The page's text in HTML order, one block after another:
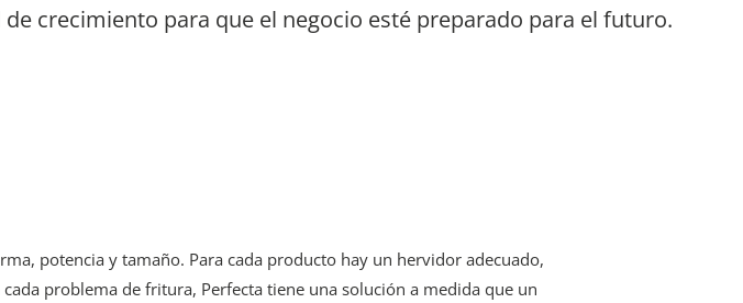
crecimiento para que el negocio esté preparado para el futuro.
potencia y tamaño. Para cada producto hay un hervidor adecuado,
problema de fritura, Perfecta tiene una solución a medida que un